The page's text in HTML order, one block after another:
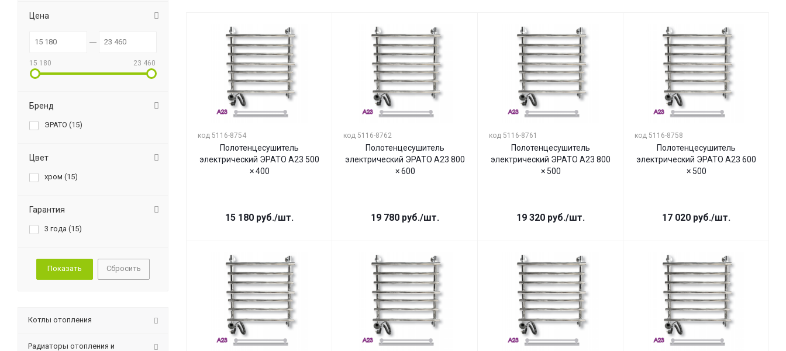
код 5116-8754
Полотенцесушитель
электрический ЭРАТО А23 500
× 400
15 180 руб./шт.
код 5116-8762
Полотенцесушитель
электрический ЭРАТО А23 800
× 600
19 780 руб./шт.
код 5116-8761
Полотенцесушитель
электрический ЭРАТО А23 800
× 500
19 320 руб./шт.
код 5116-8758
Полотенцесушитель
электрический ЭРАТО А23 600
× 500
17 020 руб./шт.
Цена
15 180 23 460
Бренд
ЭРАТО (15)
Цвет
хром (15)
Гарантия
3 года (15)
Сбросить
Котлы отопления
Радиаторы отопления и